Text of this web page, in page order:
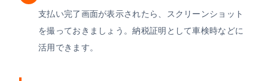
支払い完了画面が表示されたら、スクリーンショット
を撮っておきましょう。納税証明として車検時などに
活用できます。